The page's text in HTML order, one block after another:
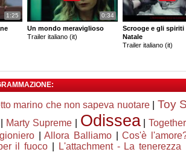
1:25 0:34
Un mondo meraviglioso
Trailer italiano (it)
Scrooge e gli spiriti
Natale
Trailer italiano (it)
marino che non sapeva nuotare| Toy
Marty Supreme| Odissea|Together
|Allora Balliamo |Cos'è
il fuoco
L'attachment - La tenerezza